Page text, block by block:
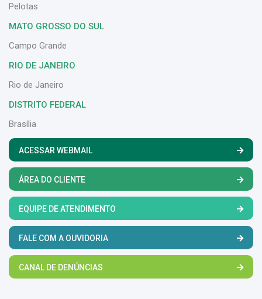
Pelotas
MATO GROSSO DO SUL
Campo Grande
RIO DE JANEIRO
Rio de Janeiro
DISTRITO FEDERAL
Brasília
ACESSAR WEBMAIL
ÁREA DO CLIENTE
EQUIPE DE ATENDIMENTO
FALE COM A OUVIDORIA
CANAL DE DENÚNCIAS